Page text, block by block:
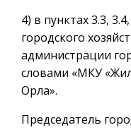
4) в пунктах 3.3,
городского
администрации
словами «МКУ
Орла».
Председатель